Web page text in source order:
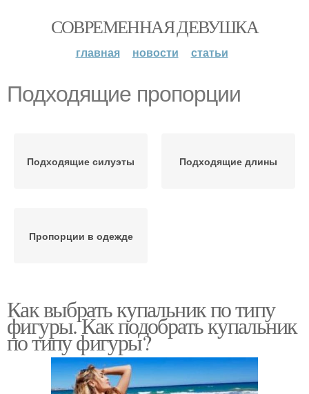
СОВРЕМЕННАЯ ДЕВУШКА
главная новости статьи
Подходящие пропорции
Подходящие силуэты Подходящие длины
Пропорции в одежде
Как выбрать купальник по типу
фигуры. Как подобрать купальник
по типу фигуры?